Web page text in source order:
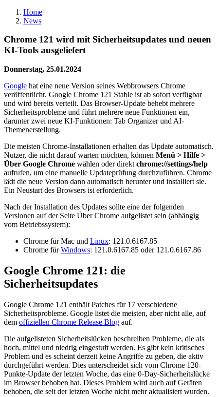
Home
News
Chrome 121 wird mit Sicherheitsupdates und neuen
KI-Tools ausgeliefert
Donnerstag, 25.01.2024
Google hat eine neue Version seines Webbrowsers Chrome
veröffentlicht. Google Chrome 121 Stable ist ab sofort verfügbar
und wird bereits verteilt. Das Browser-Update behebt mehrere
Sicherheitsprobleme und führt mehrere neue Funktionen ein,
darunter zwei neue KI-Funktionen: Tab Organizer und AI-
Themenerstellung.
Die meisten Chrome-Installationen erhalten das Update automatisch.
Nutzer, die nicht darauf warten möchten, können Menü > Hilfe >
Über Google Chrome wählen oder direkt chrome://settings/help
aufrufen, um eine manuelle Updateprüfung durchzuführen. Chrome
lädt die neue Version dann automatisch herunter und installiert sie.
Ein Neustart des Browsers ist erforderlich.
Nach der Installation des Updates sollte eine der folgenden
Versionen auf der Seite Über Chrome aufgelistet sein (abhängig
vom Betriebssystem):
Chrome für Mac und Linux: 121.0.6167.85
Chrome fürWindows: 121.0.6167.85 oder 121.0.6167.86
Google Chrome 121: die
Sicherheitsupdates
Google Chrome 121 enthält Patches für 17 verschiedene
Sicherheitsprobleme. Google listet die meisten, aber nicht alle, auf
dem offiziellen Chrome Release Blog auf.
Die aufgelisteten Sicherheitslücken beschreiben Probleme, die als
hoch, mittel und niedrig eingestuft werden. Es gibt kein kritisches
Problem und es scheint derzeit keine Angriffe zu geben, die aktiv
durchgeführt werden. Dies unterscheidet sich vom Chrome 120-
Punkte-Update der letzten Woche, das eine 0-Day-Sicherheitslücke
im Browser behoben hat. Dieses Problem wird auch auf Geräten
behoben, die seit der letzten Woche nicht mehr aktualisiert wurden.